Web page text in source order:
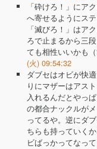
「砕けろ！」にア
へ寄せるようにス
「滅びろ！」はア
ろで止まるから三
ても相性いいかも
(火) 09:54:32
ダブセはオビが快
りにマザーはアス
入れるんだとやっ
の都合ナックルが
ってるや。逆にダ
ちらも持っていく
ビばっかってなっ